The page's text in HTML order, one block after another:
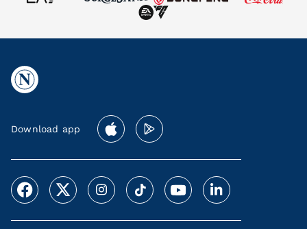
Download app